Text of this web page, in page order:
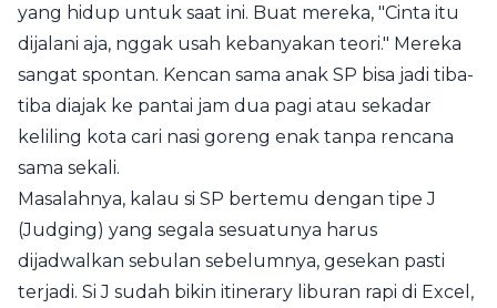
yang hidup untuk saat ini. Buat mereka, "Cinta itu
dijalani aja, nggak usah kebanyakan teori." Mereka
sangat spontan. Kencan sama anak SP bisa jadi tiba-
tiba diajak ke pantai jam dua pagi atau sekadar
keliling kota cari nasi goreng enak tanpa rencana
sama sekali.
Masalahnya, kalau si SP bertemu dengan tipe J
(Judging) yang segala sesuatunya harus
dijadwalkan sebulan sebelumnya, gesekan pasti
terjadi. Si J sudah bikin itinerary liburan rapi di Excel,